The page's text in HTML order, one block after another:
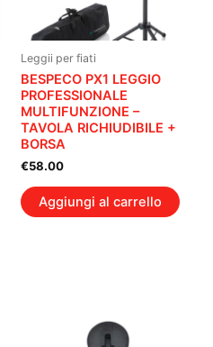
Leggii per fiati
BESPECO PX1 LEGGIO
PROFESSIONALE
MULTIFUNZIONE –
TAVOLA RICHIUDIBILE +
BORSA
€58.00
Aggiungi al carrello